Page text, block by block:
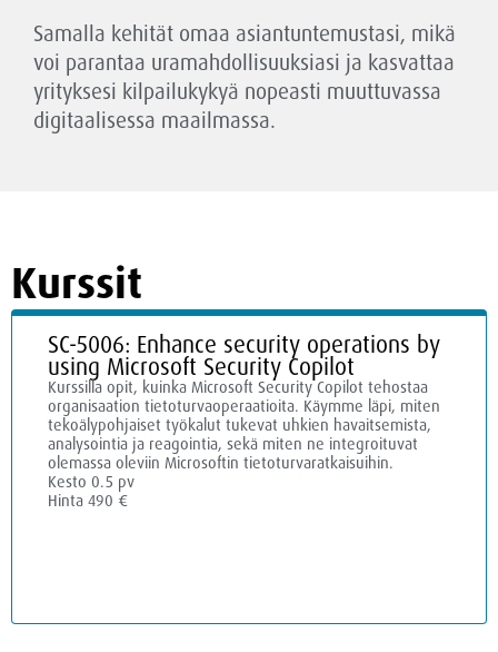
Samalla kehität omaa asiantuntemustasi, mikä
voi parantaa uramahdollisuuksiasi ja kasvattaa
yrityksesi kilpailukykyä nopeasti muuttuvassa
digitaalisessa maailmassa.
Kurssit
SC-5006: Enhance security operations by
using Microsoft Security Copilot
Kurssilla opit, kuinka Microsoft Security Copilot tehostaa
organisaation tietoturvaoperaatioita. Käymme läpi, miten
tekoälypohjaiset työkalut tukevat uhkien havaitsemista,
analysointia ja reagointia, sekä miten ne integroituvat
olemassa oleviin Microsoftin tietoturvaratkaisuihin.
Kesto 0.5 pv
Hinta 490 €